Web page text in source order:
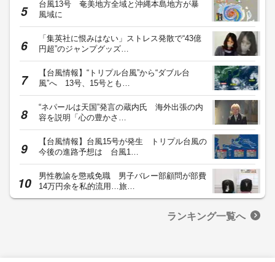
台風13号 奄美地方全域と沖縄本島地方が暴
風域に
「集英社に恨みはない」ストレス発散で“43億
円超”のジャンプグッズ…
【台風情報】“トリプル台風”から“ダブル台
風”へ 13号、15号とも…
“ネパールは天国”発言の蔵内氏 海外出張の内
容を説明「心の豊かさ…
【台風情報】台風15号が発生 トリプル台風の
今後の進路予想は 台風1…
男性教諭を懲戒免職 男子バレー部顧問が部費
14万円余を私的流用…旅…
ランキング一覧へ